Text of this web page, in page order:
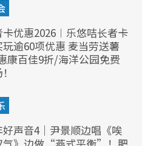
优惠2026︱乐悠咭长者卡
逾60项优惠 麦当劳送薯
康百佳9折/海洋公园免费
好声音4｜尹景顺边唱《唉